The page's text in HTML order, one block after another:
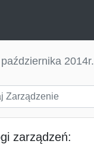
2014r.
zarządzeń: